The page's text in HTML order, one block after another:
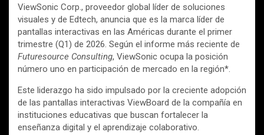
ViewSonic Corp., proveedor global líder de soluciones
visuales y de Edtech, anuncia que es la marca líder de
pantallas interactivas en las Américas durante el primer
trimestre (Q1) de 2026. Según el informe más reciente de
Futuresource Consulting, ViewSonic ocupa la posición
número uno en participación de mercado en la región*.
Este liderazgo ha sido impulsado por la creciente adopción
de las pantallas interactivas ViewBoard de la compañía en
instituciones educativas que buscan fortalecer la
enseñanza digital y el aprendizaje colaborativo.